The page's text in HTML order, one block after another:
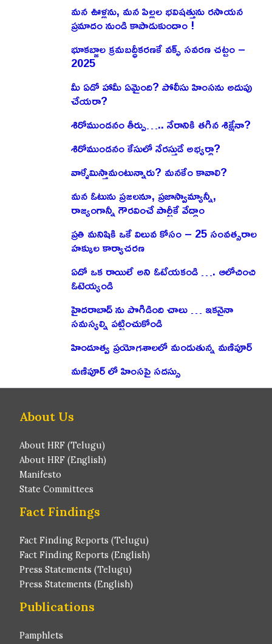
మన ఊళ్లను, మన పిల్లల భవిషత్తును రసాయన
ప్రమాదం నుండి కాపాడుకుందాం !
భూకబ్జాల క్రమబద్ధీకరణకే వక్ఫ్ సవరణ చట్టం –
2025
మీ ఏడో హామీ ఏమైంది? పోలీసు హింసను అదుపు
చేయరా?
శిరోముండనం తీర్పు….. నేరానికి తగిన శిక్షేనా?
శిరోముండనం కేసులో నేరస్తుడే అభ్యర్థా?
వాళ్ళేమిస్తామంటున్నారు? మనకేం కావాలి?
మన ఓటును ప్రజలనూ, ప్రజాస్వామ్యాన్నీ,
రాజ్యంగాన్నీ గౌరవించే పార్టీకే వేద్దాం
ప్రతి మనిషికి ఒకే విలువ కోసం – 25 సంవత్సరాల
హక్కుల కార్యాచరణ
ఏదో ఒక రాయిలే అని ఓటేయకండి …. ఆలోచించి
ఓటెయ్యండి
హైదరాబాద్ ను పొగిడింది చాలు … ఇకనైనా
సమస్యల్ని పట్టించుకోండి
హిందూత్వ ప్రయోగశాలలో మండుతున్న మణిపూర్
మణిపూర్ లో హింసపై సదస్సు
About Us
About HRF (Telugu)
About HRF (English)
Manifesto
State Committees
Fact Findings
Fact Finding Reports (Telugu)
Fact Finding Reports (English)
Press Statements (Telugu)
Press Statements (English)
Publications
Pamphlets